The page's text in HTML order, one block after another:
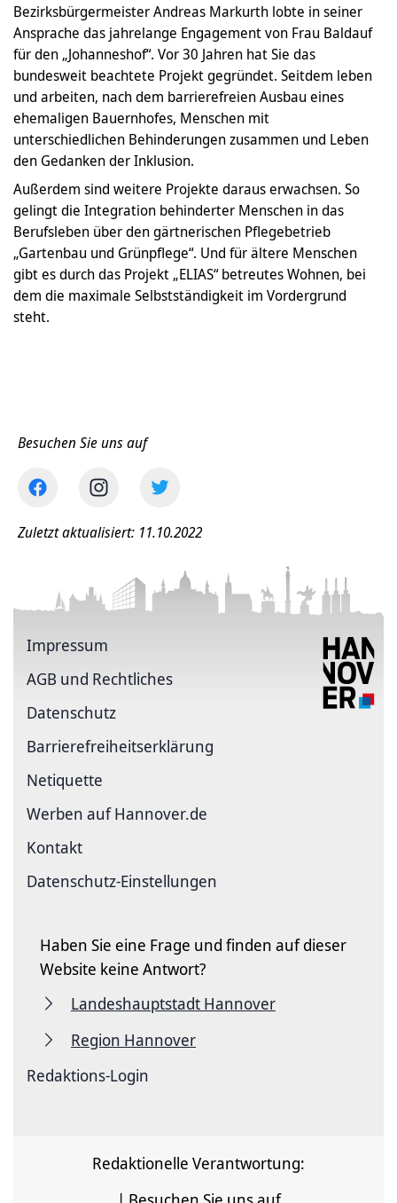
Bezirksbürgermeister Andreas Markurth lobte in seiner
Ansprache das jahrelange Engagement von Frau Baldauf
für den „Johanneshof“. Vor 30 Jahren hat Sie das
bundesweit beachtete Projekt gegründet. Seitdem leben
und arbeiten, nach dem barrierefreien Ausbau eines
ehemaligen Bauernhofes, Menschen mit
unterschiedlichen Behinderungen zusammen und Leben
den Gedanken der Inklusion.
Außerdem sind weitere Projekte daraus erwachsen. So
gelingt die Integration behinderter Menschen in das
Berufsleben über den gärtnerischen Pflegebetrieb
„Gartenbau und Grünpflege“. Und für ältere Menschen
gibt es durch das Projekt „ELIAS“ betreutes Wohnen, bei
dem die maximale Selbstständigkeit im Vordergrund
steht.
Besuchen Sie uns auf
Zuletzt aktualisiert: 11.10.2022
Impressum
AGB und Rechtliches
Datenschutz
Barriere­freiheits­erklärung
Netiquette
Werben auf Hannover.de
Kontakt
Datenschutz-Einstellungen
Haben Sie eine Frage und finden auf dieser
Website keine Antwort?
Landeshauptstadt Hannover
Region Hannover
Redaktions-Login
Redaktionelle Verantwortung: